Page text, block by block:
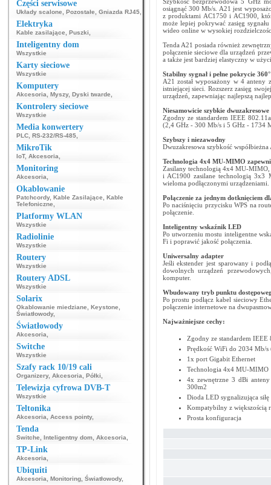
Części serwisowe
Układy scalone Pozostałe Gniazda RJ45
Elektryka
Kable zasilające Puszki
Inteligentny dom
Wszystkie
Karty sieciowe
Wszystkie
Komputery
Akcesoria Myszy, Dyski twarde
Kontrolery sieciowe
Wszystkie
Media konwertery
PLC RS-232/RS-485
MikroTik
IoT, Akcesoria
Monitoring
Akcesoria
Okablowanie
Patchcordy, Kable Zasilające
Kable
Telefoniczne
Platformy WLAN
Wszystkie
Radiolinie
Wszystkie
Routery
Wszystkie
Routery ADSL
Wszystkie
Solarix
Okablowanie miedziane Keystone
Światłowody,
Światłowody
Akcesoria
Switche
Wszystkie
Szafy rack 10/19 cali
Organizery, Akcesoria Półki
Telewizja cyfrowa DVB-T
Wszystkie
Teltonika
Akcesoria Access pointy,
Tenda
Switche Inteligentny dom Akcesoria
TP-Link
Akcesoria
Ubiquiti
Akcesoria Monitoring Światłowody,
osiągnąć 300 Mb/s. A21 jest
z produktami AC1750 i AC1900,
może lepiej pokrywać zasięg
wideo online w wysokiej
Tenda A21 posiada również
połączenie sieciowe dla urządzeń
a także jest bardziej elastyczny w
Stabilny sygnał i pełne pokrycie 360°
A21 został wyposażony w 4 anteny
istniejącej sieci. Rozszerz zasięg
urządzeń, zapewniając najlepszą
Niesamowicie szybkie
Zgodny ze standardem IEEE
(2,4 GHz - 300 Mb/s i 5 GHz - 1734
Szybszy i niezawodny
Dwuzakresowa szybkość
Technologia 4x4 MU-MIMO
Zasilany technologią 4x4 MU-MIMO,
i AC1900 zasilane technologią 3x3
wieloma podłączonymi urządzeniami.
Połączenie za jednym dotknięciem
Po naciśnięciu przycisku WPS na
połączenie.
Inteligentny wskaźnik LED
Po utworzeniu mostu inteligentne
Fi i poprawić jakość połączenia.
Uniwersalny adapter
Jeśli ekstender jest sparowany i
dowolnych urządzeń
komputer.
Wbudowany tryb punktu
Po prostu podłącz kabel sieciowy
połączenie internetowe na
Najważniejsze cechy:
Zgodny ze standardem IEEE
Prędkość WiFi do 2034 Mb/
1x port Gigabit Ethernet
Technologia 4x4 MU-MIMO
4x zewnętrzne 3 dBi
300m2
Dioda LED sygnalizująca
Kompatybilny z większością
Prosta konfiguracja